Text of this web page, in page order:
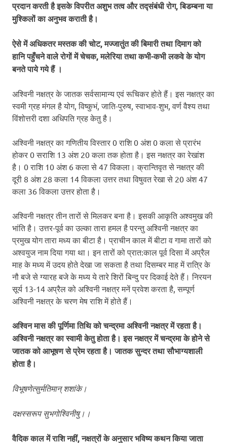
प्रदान करती है इसके विपरीत अशुभ तत्व और तद्संबंधी रोग, बिडम्बना या
मुश्किलों का अनुभव कराती है।
ऐसे में अधिकतर मस्तक की चोट, मज्जातुंत की बिमारी तथा दिमाग को
हानि पहुँचने वाले रोगों में चेचक, मलेरिया तथा कभी-कभी लकवे के योग
बनते पाये गये हैं ।
अश्विनी नक्षत्र के जातक सर्वसामान्य एवं रूचिकर होते हैं। इस नक्षत्र का
स्वमी ग्रह मंगल है योग, विष्कुभं, जाति-पुरुष, स्वाभाव-शुभ, वर्ण वैश्य तथा
विंशोत्तरी दशा अधिपति ग्रह केतु है।
अश्विनी नक्षत्र का गणितीय विस्तार 0 राशि 0 अंश 0 कला से प्रारंभ
होकर 0 सराशि 13 अंश 20 कला तक होता है। इस नक्षत्र का रेखांश
है। 0 राशि 10 अंश 6 कला से 47 विकला। क्रान्तिवृत से नक्षत्र की
दूरी 8 अंश 28 कला 14 विकला उत्तर तथा विषुवत रेखा से 20 अंश 47
कला 36 विकला उत्तर होता है।
अश्विनी नक्षत्र तीन तारों से मिलकर बना है। इसकी आकृति अश्वमुख की
भांति है। उत्तर-पूर्व का उल्का तारा हमल है परन्तु अश्विनी नक्षत्र का
प्रमुख योग तारा मध्य का बीटा है। प्राचीन काल में बीटा व गामा तारों को
अश्वयुज नाम दिया गया था। इन तारों को प्रात:काल पूर्व दिसा में अप्रैल
माह के मध्य में उदय होते देखा जा सकता है तथा दिसम्बर माह में रात्रि के
नौ बजे से ग्यारह बजे के मध्य ये तारे शिरों बिन्दु पर दिकाई देते हैं। निरयन
सूर्य 13-14 अप्रैल को अश्विनी नक्षत्र मनें प्रवेश करता है, सम्पूर्ण
अश्विनी नक्षत्र के चरण मेष राशि में होते हैं।
अश्विन मास की पूर्णिमा तिथि को चन्द्रमा अश्विनी नक्षत्र में रहता है।
अश्विनी नक्षत्र का स्वामी केतु होता है। इस नक्षत्र में चन्द्रमा के होने से
जातक को आभूषण से प्रेम रहता है। जातक सुन्दर तथा सौभाग्यशाली
होता है।
विभूषणेत्सुर्मतिमान् शशांके।
दक्षस्सरूप सुभगोश्विनीषु।।
वैदिक काल में राशि नहीं, नक्षत्रों के अनुसार भविष्य कथन किया जाता